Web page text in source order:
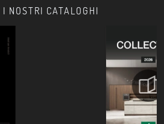
NOSTRI CATALOGHI